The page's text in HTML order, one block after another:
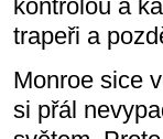
kontrolou a
trapeři a
Monroe sice
si přál